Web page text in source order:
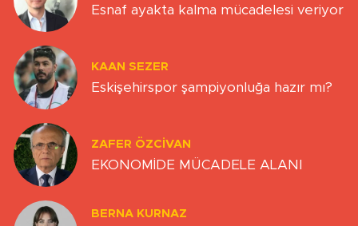
Esnaf ayakta kalma mücadelesi veriyor
KAAN SEZER
Eskişehirspor şampiyonluğa hazır mı?
ZAFER ÖZCIVAN
EKONOMİDE MÜCADELE ALANI
BERNA KURNAZ